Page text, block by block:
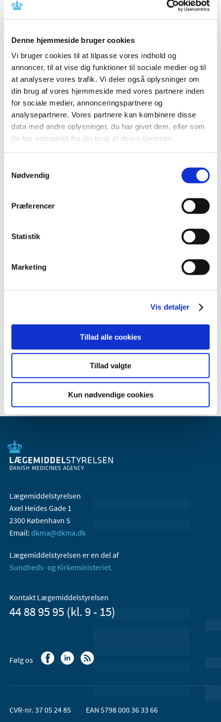
Denne hjemmeside bruger cookies
Vi bruger cookies til at tilpasse vores indhold og
annoncer, til at vise dig funktioner til sociale medier og til
at analysere vores trafik. Vi deler også oplysninger om
din brug af vores hjemmeside med vores partnere inden
for sociale medier, annonceringspartnere og
analysepartnere. Vores partnere kan kombinere disse
data med andre oplysninger, du har givet dem, eller som
de har indsamlet fra din brug af deres tjenester.
Nødvendig
Præferencer
Statistik
Marketing
Vis detaljer
Tillad alle cookies
Tillad valgte
Kun nødvendige cookies
2023 (195)
2022 (197)
2021 (516)
2019 (159)
2018 (150)
2017 (167)
2016 (167)
2015 (33)
2011 (13)
juli (1)
maj (2)
januar (1)
Lægemiddelstyrelsen
Axel Heides Gade 1
2300 København S
Email: dkma@dkma.dk
Lægemiddelstyrelsen er en del af
Sundheds- og Kirkeministeriet.
Kontakt Lægemiddelstyrelsen
44 88 95 95 (kl. 9 - 15)
Følg os
CVR-nr. 37 05 24 85 EAN 5798 000 36 33 66